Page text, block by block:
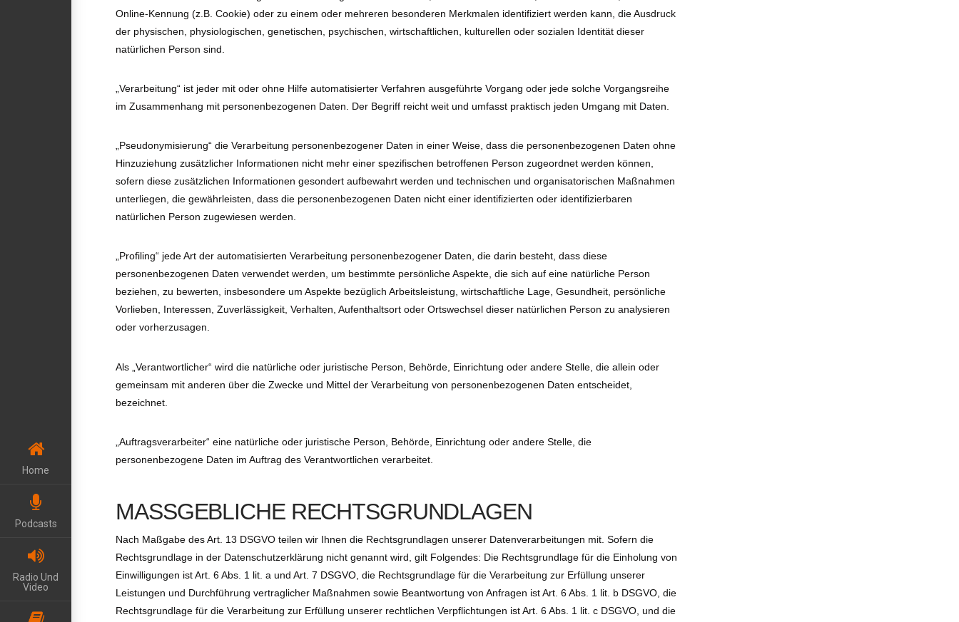
Home
Podcasts
Radio Und
Video
Online-Kennung (z.B. Cookie) oder zu einem oder mehreren besonderen Merkmalen identifiziert werden kann, die Ausdruck
der physischen, physiologischen, genetischen, psychischen, wirtschaftlichen, kulturellen oder sozialen Identität dieser
natürlichen Person sind.
„Verarbeitung“ ist jeder mit oder ohne Hilfe automatisierter Verfahren ausgeführte Vorgang oder jede solche Vorgangsreihe
im Zusammenhang mit personenbezogenen Daten. Der Begriff reicht weit und umfasst praktisch jeden Umgang mit Daten.
„Pseudonymisierung“ die Verarbeitung personenbezogener Daten in einer Weise, dass die personenbezogenen Daten ohne
Hinzuziehung zusätzlicher Informationen nicht mehr einer spezifischen betroffenen Person zugeordnet werden können,
sofern diese zusätzlichen Informationen gesondert aufbewahrt werden und technischen und organisatorischen Maßnahmen
unterliegen, die gewährleisten, dass die personenbezogenen Daten nicht einer identifizierten oder identifizierbaren
natürlichen Person zugewiesen werden.
„Profiling“ jede Art der automatisierten Verarbeitung personenbezogener Daten, die darin besteht, dass diese
personenbezogenen Daten verwendet werden, um bestimmte persönliche Aspekte, die sich auf eine natürliche Person
beziehen, zu bewerten, insbesondere um Aspekte bezüglich Arbeitsleistung, wirtschaftliche Lage, Gesundheit, persönliche
Vorlieben, Interessen, Zuverlässigkeit, Verhalten, Aufenthaltsort oder Ortswechsel dieser natürlichen Person zu analysieren
oder vorherzusagen.
Als „Verantwortlicher“ wird die natürliche oder juristische Person, Behörde, Einrichtung oder andere Stelle, die allein oder
gemeinsam mit anderen über die Zwecke und Mittel der Verarbeitung von personenbezogenen Daten entscheidet,
bezeichnet.
„Auftragsverarbeiter“ eine natürliche oder juristische Person, Behörde, Einrichtung oder andere Stelle, die
personenbezogene Daten im Auftrag des Verantwortlichen verarbeitet.
MASSGEBLICHE RECHTSGRUNDLAGEN
Nach Maßgabe des Art. 13 DSGVO teilen wir Ihnen die Rechtsgrundlagen unserer Datenverarbeitungen mit. Sofern die
Rechtsgrundlage in der Datenschutzerklärung nicht genannt wird, gilt Folgendes: Die Rechtsgrundlage für die Einholung von
Einwilligungen ist Art. 6 Abs. 1 lit. a und Art. 7 DSGVO, die Rechtsgrundlage für die Verarbeitung zur Erfüllung unserer
Leistungen und Durchführung vertraglicher Maßnahmen sowie Beantwortung von Anfragen ist Art. 6 Abs. 1 lit. b DSGVO, die
Rechtsgrundlage für die Verarbeitung zur Erfüllung unserer rechtlichen Verpflichtungen ist Art. 6 Abs. 1 lit. c DSGVO, und die